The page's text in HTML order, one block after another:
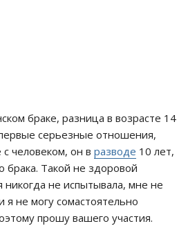
браке, разница в возрасте 14
серьезные отношения,
человеком, он в разводе 10 лет,
брака. Такой не здоровой
не испытывала, мне не
я не могу сомастоятельно
прошу вашего участия.